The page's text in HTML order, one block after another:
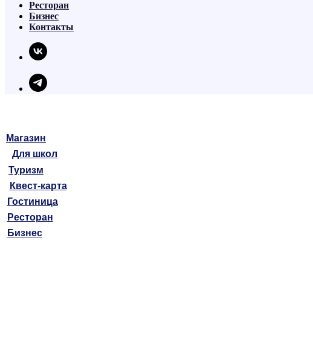
Магазин
Для школ
Туризм
Квест-карта
Гостиница
Ресторан
Бизнес
Ресторан
Бизнес
Контакты